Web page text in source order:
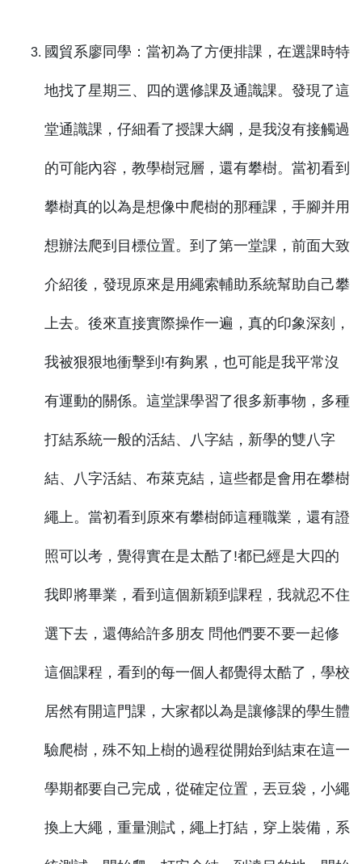
國貿系廖同學：當初為了方便排課，在選課時特
地找了星期三、四的選修課及通識課。發現了這
堂通識課，仔細看了授課大綱，是我沒有接觸過
的可能內容，教學樹冠層，還有攀樹。當初看到
攀樹真的以為是想像中爬樹的那種課，手腳并用
想辦法爬到目標位置。到了第一堂課，前面大致
介紹後，發現原來是用繩索輔助系統幫助自己攀
上去。後來直接實際操作一遍，真的印象深刻，
我被狠狠地衝擊到!有夠累，也可能是我平常沒
有運動的關係。這堂課學習了很多新事物，多種
打結系統一般的活結、八字結，新學的雙八字
結、八字活結、布萊克結，這些都是會用在攀樹
繩上。當初看到原來有攀樹師這種職業，還有證
照可以考，覺得實在是太酷了!都已經是大四的
我即將畢業，看到這個新穎到課程，我就忍不住
選下去，還傳給許多朋友 問他們要不要一起修
這個課程，看到的每一個人都覺得太酷了，學校
居然有開這門課，大家都以為是讓修課的學生體
驗爬樹，殊不知上樹的過程從開始到結束在這一
學期都要自己完成，從確定位置，丟豆袋，小繩
換上大繩，重量測試，繩上打結，穿上裝備，系